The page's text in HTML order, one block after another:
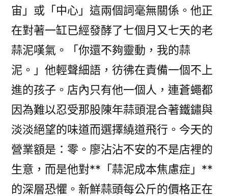
費
用
工
治
未
病〉
宙」或「中心」這兩個詞毫無關係。他正
在對著一缸已經發酵了七個月又七天的老
蒜泥嘆氣。「你還不夠靈動，我的蒜
泥。」他輕聲細語，彷彿在責備一個不上
進的孩子。店內只有他一個人，連蒼蠅都
因為難以忍受那股陳年蒜頭混合著鐵鏽與
淡淡絕望的味道而選擇繞道飛行。今天的
營業額是：零。廖沾沾不安的不是店裡的
生意，而是他對**「蒜泥成本焦慮症」**
的深層恐懼。新鮮蒜頭每公斤的價格正在